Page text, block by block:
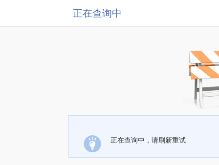
正在查询中
正在查询中，请刷新重试